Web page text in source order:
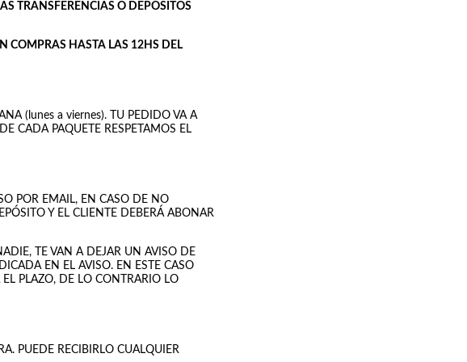
TRANSFERENCIAS O DEPÓSITOS
COMPRAS HASTA LAS 12HS DEL
(lunes a viernes). TU PEDIDO VA A
CADA PAQUETE RESPETAMOS EL
POR EMAIL, EN CASO DE NO
Y EL CLIENTE DEBERÁ ABONAR
TE VAN A DEJAR UN AVISO DE
EN EL AVISO. EN ESTE CASO
PLAZO, DE LO CONTRARIO LO
PUEDE RECIBIRLO CUALQUIER